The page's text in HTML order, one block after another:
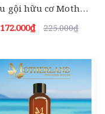
Dầu gội hữu cơ Motherland Argan & Moringa | Giảm rụng Kích thích mọc tóc Kiềm dầu Chống bết tóc từ gốc
172.000₫
225.000₫